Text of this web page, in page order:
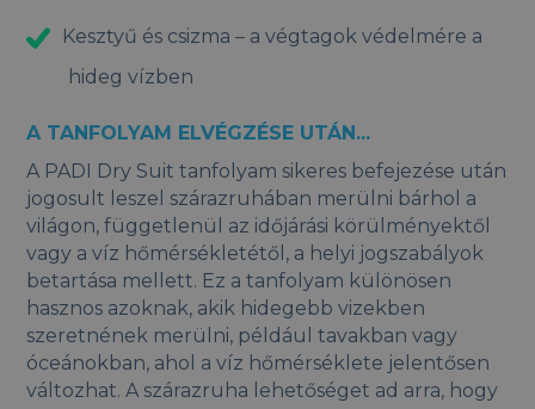
Kesztyű és csizma – a végtagok védelmére a
hideg vízben
A TANFOLYAM ELVÉGZÉSE UTÁN...
A PADI Dry Suit tanfolyam sikeres befejezése után
jogosult leszel szárazruhában merülni bárhol a
világon, függetlenül az időjárási körülményektől
vagy a víz hőmérsékletétől, a helyi jogszabályok
betartása mellett. Ez a tanfolyam különösen
hasznos azoknak, akik hidegebb vizekben
szeretnének merülni, például tavakban vagy
óceánokban, ahol a víz hőmérséklete jelentősen
változhat. A szárazruha lehetőséget ad arra, hogy